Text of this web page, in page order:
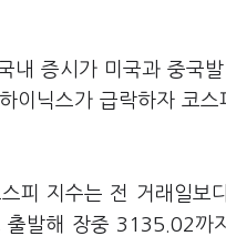
내 증시가 미국과 중국
이닉스가 급락하자 코
스피 지수는 전 거래일
발해 장중 3135.02까